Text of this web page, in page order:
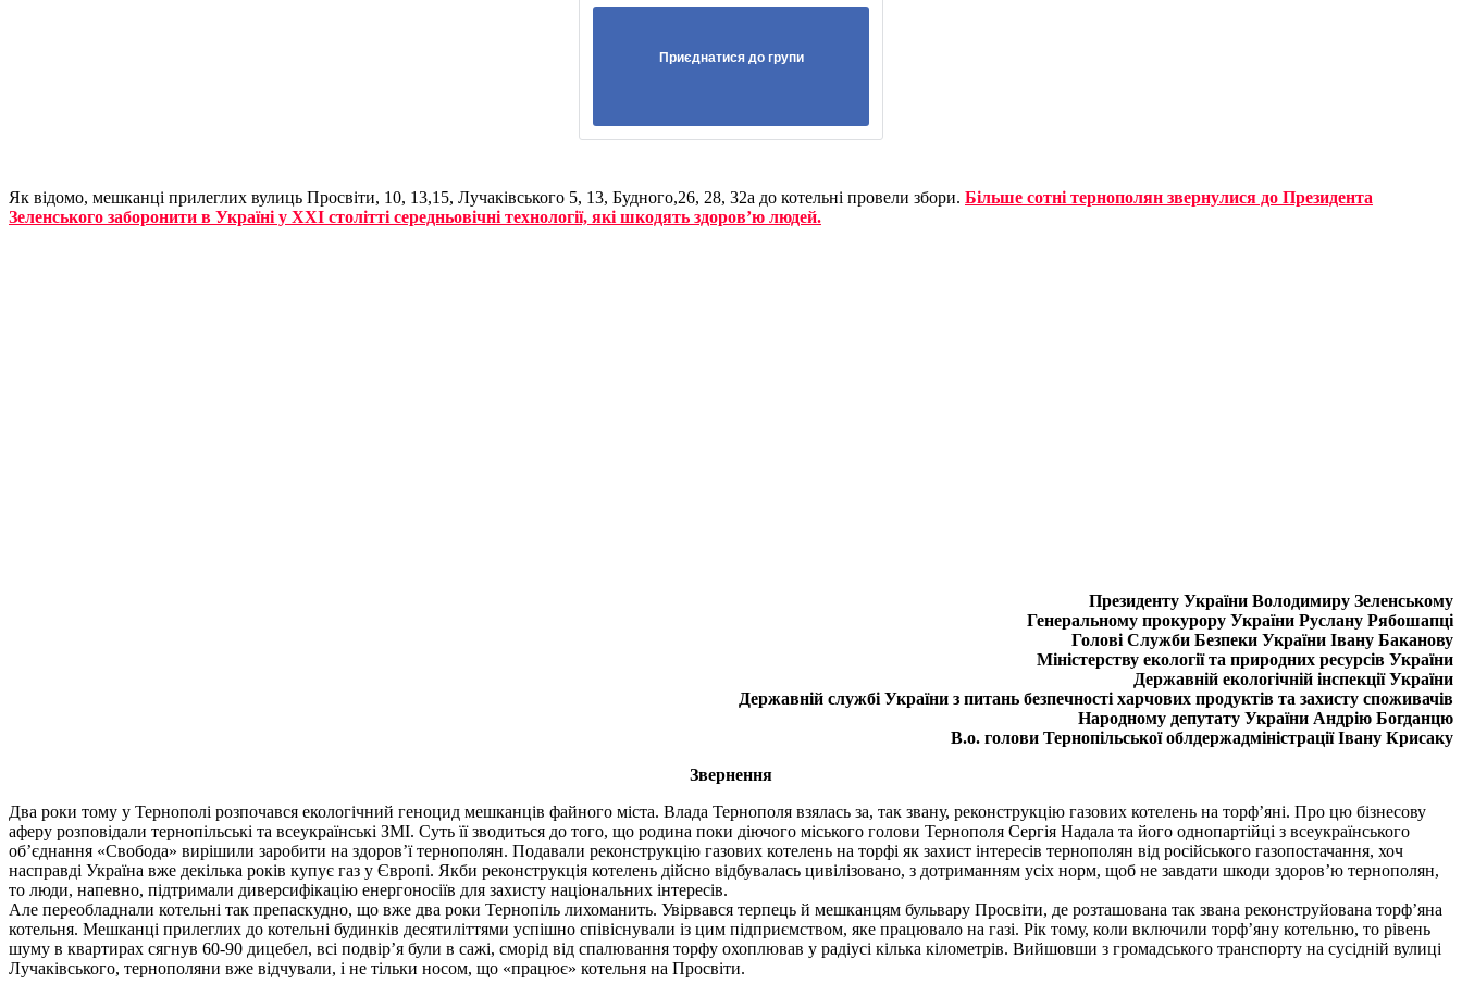
Приєднатися до групи
Як відомо, мешканці прилеглих вулиць Просвіти, 10, 13,15, Лучаківського 5, 13, Будного,26, 28, 32а до котельні провели збори. Більше сотні тернополян звернулися до Президента
Зеленського заборонити в Україні у ХХI столітті середньовічні технології, які шкодять здоров’ю людей.
Президенту України Володимиру Зеленському
Генеральному прокурору України Руслану Рябошапці
Голові Служби Безпеки України Івану Баканову
Міністерству екології та природних ресурсів України
Державній екологічній інспекції України
Державній службі України з питань безпечності харчових продуктів та захисту споживачів
Народному депутату України Андрію Богданцю
В.о. голови Тернопільської облдержадміністрації Івану Крисаку
Звернення
Два роки тому у Тернополі розпочався екологічний геноцид мешканців файного міста. Влада Тернополя взялась за, так звану, реконструкцію газових котелень на торф’яні. Про цю бізнесову
аферу розповідали тернопільські та всеукраїнські ЗМІ. Суть її зводиться до того, що родина поки діючого міського голови Тернополя Сергія Надала та його однопартійці з всеукраїнського
об’єднання «Свобода» вирішили заробити на здоров’ї тернополян. Подавали реконструкцію газових котелень на торфі як захист інтересів тернополян від російського газопостачання, хоч
насправді Україна вже декілька років купує газ у Європі. Якби реконструкція котелень дійсно відбувалась цивілізовано, з дотриманням усіх норм, щоб не завдати шкоди здоров’ю тернополян,
то люди, напевно, підтримали диверсифікацію енергоносіїв для захисту національних інтересів.
Але переобладнали котельні так препаскудно, що вже два роки Тернопіль лихоманить. Увірвався терпець й мешканцям бульвару Просвіти, де розташована так звана реконструйована торф’яна
котельня. Мешканці прилеглих до котельні будинків десятиліттями успішно співіснували із цим підприємством, яке працювало на газі. Рік тому, коли включили торф’яну котельню, то рівень
шуму в квартирах сягнув 60-90 дицебел, всі подвір’я були в сажі, сморід від спалювання торфу охоплював у радіусі кілька кілометрів. Вийшовши з громадського транспорту на сусідній вулиці
Лучаківського, тернополяни вже відчували, і не тільки носом, що «працює» котельня на Просвіти.